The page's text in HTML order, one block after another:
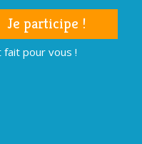
Je participe !
pour vous !